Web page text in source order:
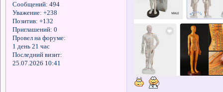
Сообщений: 494
Уважение: +238
Позитив: +132
Приглашений: 0
Провел на форуме:
1 день 21 час
Последний визит:
25.07.2026 10:41